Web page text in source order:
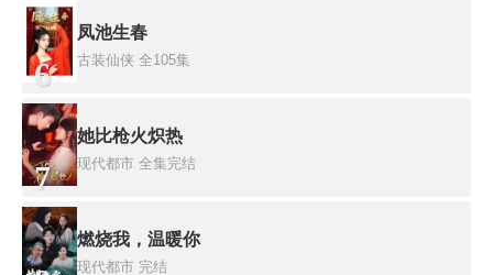
6
凤池生春
古装仙侠 全105集
7
她比枪火炽热
现代都市 全集完结
燃烧我，温暖你
现代都市 完结